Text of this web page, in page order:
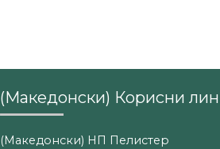
(Македонски) Корисни
(Македонски) НП Пелистер